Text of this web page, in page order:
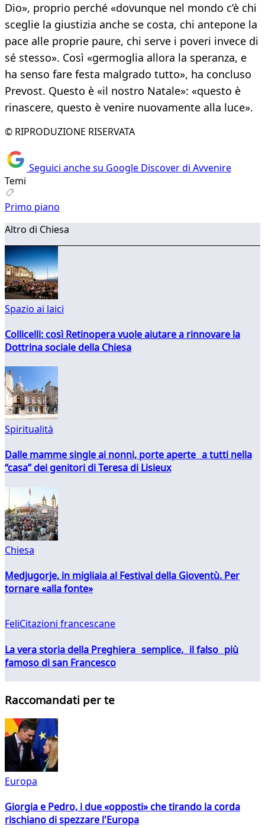
Dio», proprio perché «dovunque nel mondo c’è chi
sceglie la giustizia anche se costa, chi antepone la
pace alle proprie paure, chi serve i poveri invece di
sé stesso». Così «germoglia allora la speranza, e
ha senso fare festa malgrado tutto», ha concluso
Prevost. Questo è «il nostro Natale»: «questo è
rinascere, questo è venire nuovamente alla luce».
© RIPRODUZIONE RISERVATA
Seguici anche su Google Discover di Avvenire
Temi
Primo piano
Altro di Chiesa
Spazio ai laici
Collicelli: così Retinopera vuole aiutare a rinnovare la
Dottrina sociale della Chiesa
Spiritualità
Dalle mamme single ai nonni, porte aperte a tutti nella
“casa” dei genitori di Teresa di Lisieux
Chiesa
Medjugorje, in migliaia al Festival della Gioventù. Per
tornare «alla fonte»
FeliCitazioni francescane
La vera storia della Preghiera semplice, il falso più
famoso di san Francesco
Raccomandati per te
Europa
Giorgia e Pedro, i due «opposti» che tirando la corda
rischiano di spezzare l'Europa